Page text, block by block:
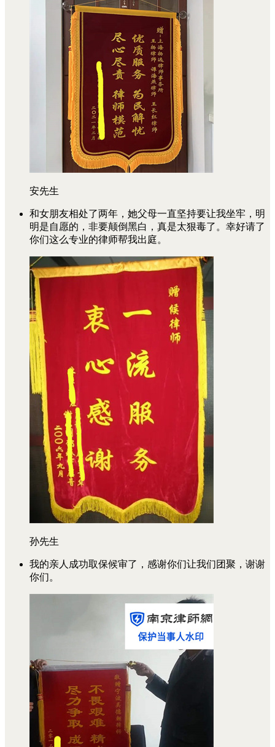
安先生
和女朋友相处了两年，她父母一直坚持要让我坐牢，明
明是自愿的，非要颠倒黑白，真是太狠毒了。幸好请了
你们这么专业的律师帮我出庭。
孙先生
我的亲人成功取保候审了，感谢你们让我们团聚，谢谢
你们。